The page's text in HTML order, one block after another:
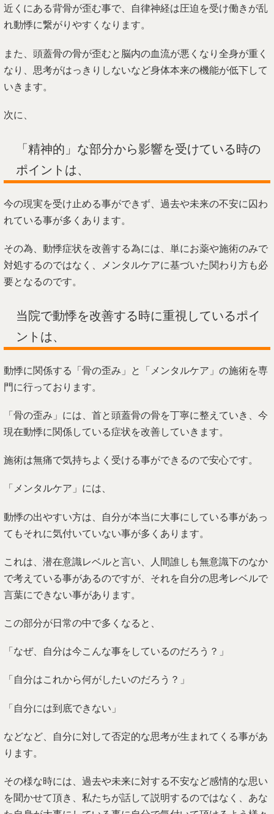
近くにある背骨が歪む事で、自律神経は圧迫を受け働きが乱
れ動悸に繋がりやすくなります。
また、頭蓋骨の骨が歪むと脳内の血流が悪くなり全身が重く
なり、思考がはっきりしないなど身体本来の機能が低下して
いきます。
次に、
「精神的」な部分から影響を受けている時の
ポイントは、
今の現実を受け止める事ができず、過去や未来の不安に囚わ
れている事が多くあります。
その為、動悸症状を改善する為には、単にお薬や施術のみで
対処するのではなく、メンタルケアに基づいた関わり方も必
要となるのです。
当院で動悸を改善する時に重視しているポイ
ントは、
動悸に関係する「骨の歪み」と「メンタルケア」の施術を専
門に行っております。
「骨の歪み」には、首と頭蓋骨の骨を丁寧に整えていき、今
現在動悸に関係している症状を改善していきます。
施術は無痛で気持ちよく受ける事ができるので安心です。
「メンタルケア」には、
動悸の出やすい方は、自分が本当に大事にしている事があっ
てもそれに気付いていない事が多くあります。
これは、潜在意識レベルと言い、人間誰しも無意識下のなか
で考えている事があるのですが、それを自分の思考レベルで
言葉にできない事があります。
この部分が日常の中で多くなると、
「なぜ、自分は今こんな事をしているのだろう？」
「自分はこれから何がしたいのだろう？」
「自分には到底できない」
などなど、自分に対して否定的な思考が生まれてくる事があ
ります。
その様な時には、過去や未来に対する不安など感情的な思い
を聞かせて頂き、私たちが話して説明するのではなく、あな